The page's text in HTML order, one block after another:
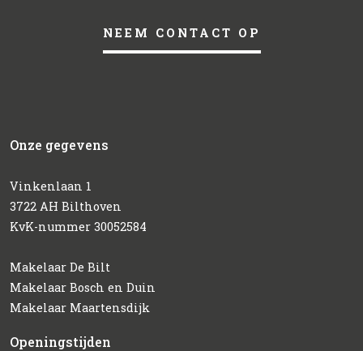
NEEM CONTACT OP
Onze gegevens
Vinkenlaan 1
3722 AH Bilthoven
KvK-nummer 30052584
Makelaar De Bilt
Makelaar Bosch en Duin
Makelaar Maartensdijk
Openingstijden